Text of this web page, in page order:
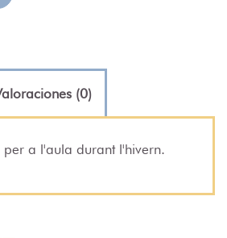
(0)
a l'aula durant l'hivern.